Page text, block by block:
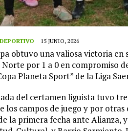
15 JUNIO, 2026
obtuvo una valiosa victoria en
por 1 a 0 en compromiso
Planeta Sport” de la Liga
del certamen liguista tuvo
los campos de juego y por
la primera fecha ante Alianza,